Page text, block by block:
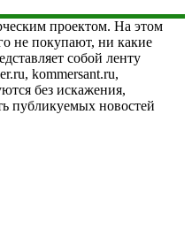
проектом. На этом
не покупают, ни какие
собой ленту
kommersant.ru,
без искажения,
публикуемых новостей